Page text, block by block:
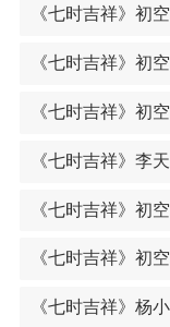
《七时吉祥》初
《七时吉祥》初
《七时吉祥》初
《七时吉祥》李
《七时吉祥》初
《七时吉祥》初
《七时吉祥》杨